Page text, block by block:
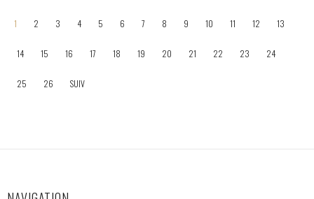
1 2 3 4 5 6 7 8 9 10 11 12 13
14 15 16 17 18 19 20 21 22 23 24
25 26 SUIV